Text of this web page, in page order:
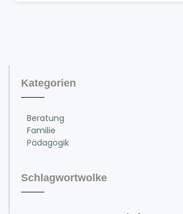
Kategorien
Beratung
Familie
Pädagogik
Schlagwortwolke